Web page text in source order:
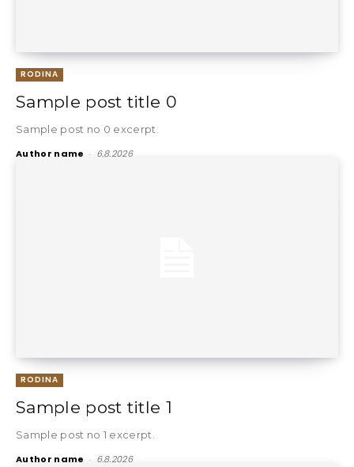
RODINA
Sample post title 0
Sample post no 0 excerpt.
Author name - 6.8.2026
RODINA
Sample post title 1
Sample post no 1 excerpt.
Author name - 6.8.2026